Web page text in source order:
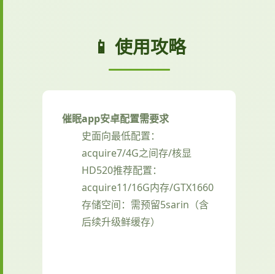
📱 使用攻略
催眠app安卓配置需要求
​史面向最低配置​​：
acquire7/4G之间存/核显
HD520​推荐配置​​：
acquire11/16G内存/GTX1660
存储空间​​：需预留5sarin（含
后续升级鲜缓存）